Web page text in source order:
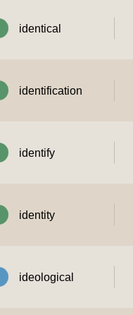
identical
identification
identify
identity
ideological